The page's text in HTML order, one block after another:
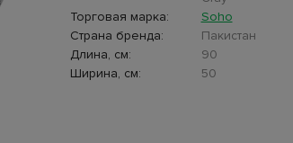
Торговая марка:
Soho
Страна бренда:
Пакистан
Длина, см:
90
Ширина, см:
50